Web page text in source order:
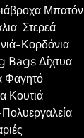
Μπατόν
Στερεά
Κορδόνια
Δίχτυα
Φαγητό
Κουτιά